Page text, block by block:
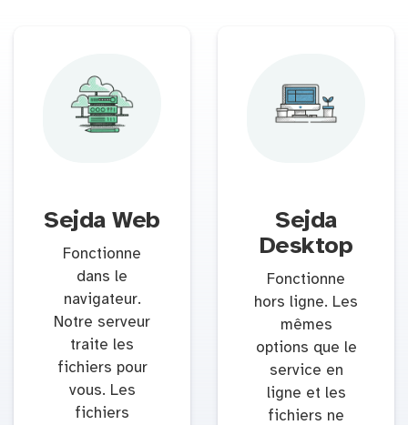
Sejda Web
Fonctionne
dans le
navigateur.
Notre serveur
traite les
fichiers pour
vous. Les
fichiers
Sejda
Desktop
Fonctionne
hors ligne. Les
mêmes
options que le
service en
ligne et les
fichiers ne